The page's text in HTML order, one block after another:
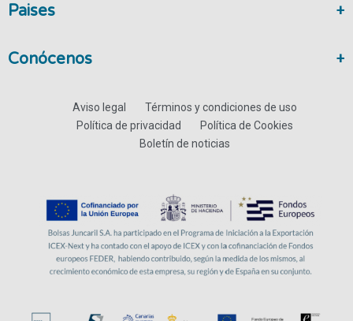
Paises
Conócenos
Aviso legal
Términos y condiciones de uso
Política de privacidad
Política de Cookies
Boletín de noticias